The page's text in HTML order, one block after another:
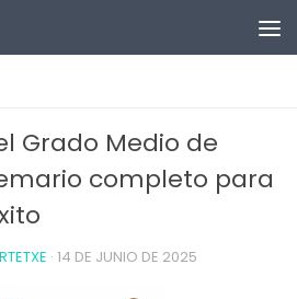
Grado Medio de
completo para
· 14 DE JUNIO DE 2025